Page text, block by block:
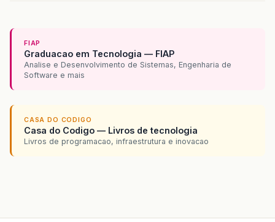
FIAP
Graduacao em Tecnologia — FIAP
Analise e Desenvolvimento de Sistemas, Engenharia de
Software e mais
CASA DO CODIGO
Casa do Codigo — Livros de tecnologia
Livros de programacao, infraestrutura e inovacao